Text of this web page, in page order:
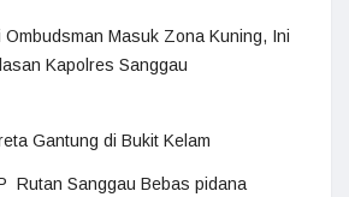
Ombudsman Masuk Zona Kuning, Ini
Kapolres Sanggau
Gantung di Bukit Kelam
Rutan Sanggau Bebas pidana